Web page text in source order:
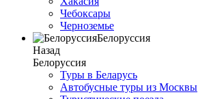
Чебоксары
Черноземье
Белоруссия
Назад
Белоруссия
Туры в Беларусь
Автобусные туры из Москвы